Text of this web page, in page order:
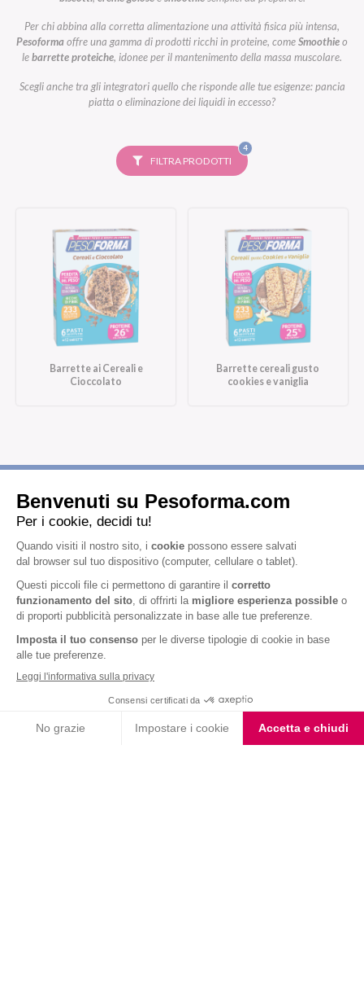
Per chi abbina alla corretta alimentazione una attività fisica più intensa,
Pesoformaoffre una gamma di prodotti ricchi in proteine, comeSmoothieo
lebarrette proteiche, idonee per il mantenimento della massa muscolare.
Scegli anche tra gli integratori quello che risponde alle tue esigenze: pancia
piatta o eliminazione dei liquidi in eccesso?
FILTRA PRODOTTI
4FILTRI
SELEZIONATI
Barrette ai Cereali e
Cioccolato
Barrette cereali gusto
cookies e vaniglia
Iscriviti alla newsletter
informativa privacy
, acconsento all'iscrizione alla newsletter
periodica di Nutrition et Santé
Nutrition & Sante' Italia Spa